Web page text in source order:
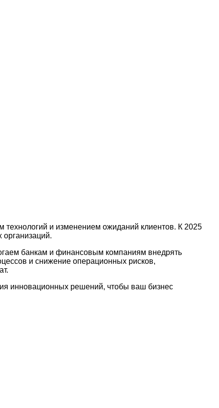
и изменением ожиданий клиентов. К 2025
банкам и финансовым компаниям внедрять
и снижение операционных рисков,
инновационных решений, чтобы ваш бизнес